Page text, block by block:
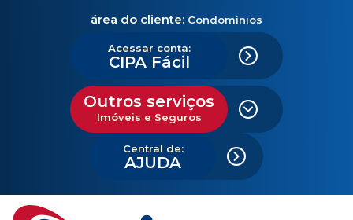
área do cliente: Condomínios
Acessar conta:
CIPA Fácil
Outros serviços
Imóveis e Seguros
Central de:
AJUDA